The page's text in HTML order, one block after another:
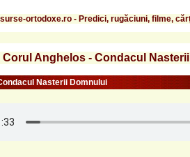
ortodoxe.ro - Predici, rugăciuni, filme,
Corul Anghelos - Condacul
Nasterii Domnului